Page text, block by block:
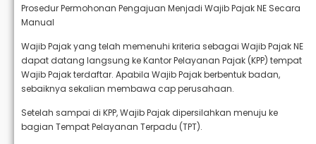
Prosedur Permohonan Pengajuan Menjadi Wajib Pajak NE Secara
Manual
Wajib Pajak yang telah memenuhi kriteria sebagai Wajib Pajak NE
dapat datang langsung ke Kantor Pelayanan Pajak (KPP) tempat
Wajib Pajak terdaftar. Apabila Wajib Pajak berbentuk badan,
sebaiknya sekalian membawa cap perusahaan.
Setelah sampai di KPP, Wajib Pajak dipersilahkan menuju ke
bagian Tempat Pelayanan Terpadu (TPT).